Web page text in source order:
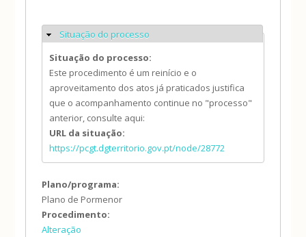
Ocultar
Situação do processo
Situação do processo:
Este procedimento é um reinício e o
aproveitamento dos atos já praticados justifica
que o acompanhamento continue no "processo"
anterior, consulte aqui:
URL da situação:
https://pcgt.dgterritorio.gov.pt/node/28772
Plano/programa:
Plano de Pormenor
Procedimento:
Alteração